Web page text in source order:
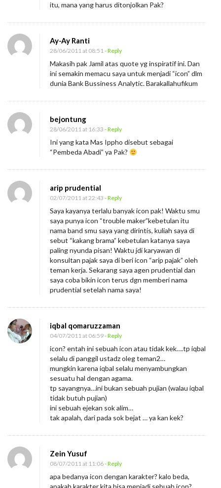
itu, mana yang harus ditonjolkan Pak?
Ay-Ay Ranti
28/06/2011 at 08:51- Reply
Makasih pak Jamil atas quote yg inspiratif ini. Dan
ini semakin memacu saya untuk menjadi “icon” dlm
dunia Bank Bussiness Analytic. Barakallahufikum
bejontung
28/06/2011 at 16:33 - Reply
Ini yang kata Mas Ippho disebut sebagai
“Pembeda Abadi” ya Pak?
arip prudential
02/07/2011 at 22:43 - Reply
Saya kayanya terlalu banyak icon pak! Waktu smu
saya punya icon “trouble maker”kebetulan itu
nama band smu saya yang dirintis, kuliah saya di
sebut “kakang brama” kebetulan katanya saya
paling nyunda pisan! Waktu jdi karyawan di
konsultan pajak saya di beri icon “arip pajak” oleh
teman kerja. Sekarang saya agen prudential dan
saya coba bikin icon terus dgn memberi nama
prudential setelah nama saya!
iqbal qomaruzzaman
04/07/2011 at 06:59- Reply
icon? entah ini sebuah icon atau tidak kek….tp iqbal
selalu di panggil ustadz oleg teman2…
mungkin karena iqbal selalu menyambungkan
sesuatu hal dengan agama.
tp sayangnya…ini bukan sebuah pujian (walau iqbal
tidak butuh pujian)
ini sebuah ejekan sok alim…
tak apalah, dari pada sok bejat … ya kan kek?
Zein Yusuf
08/07/2011 at 11:06- Reply
apa bedanya icon dengan karakter? kalo beda,